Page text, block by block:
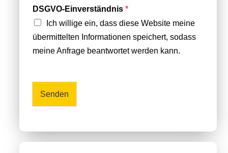
DSGVO-Einverständnis *
Ich willige ein, dass diese Website meine
übermittelten Informationen speichert, sodass
meine Anfrage beantwortet werden kann.
Senden